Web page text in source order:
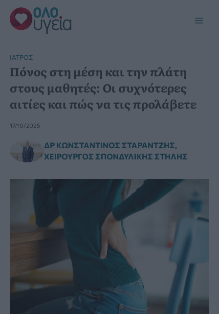
Μετάβαση
στο
περιεχόμενο
ΙΑΤΡΌΣ
Πόνος στη μέση και την πλάτη
στους μαθητές: Οι συχνότερες
αιτίες και πώς να τις προλάβετε
17/10/2025
ΔΡ ΚΩΝΣΤΑΝΤΊΝΟΣ ΣΤΑΡΑΝΤΖΉΣ,
ΧΕΙΡΟΥΡΓΌΣ ΣΠΟΝΔΥΛΙΚΉΣ ΣΤΉΛΗΣ